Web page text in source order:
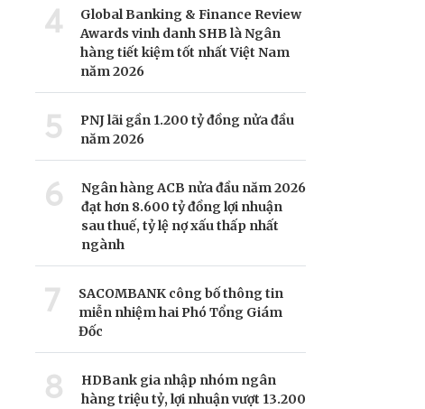
4
Global Banking & Finance Review
Awards vinh danh SHB là Ngân
hàng tiết kiệm tốt nhất Việt Nam
năm 2026
5
PNJ lãi gần 1.200 tỷ đồng nửa đầu
năm 2026
6
Ngân hàng ACB nửa đầu năm 2026
đạt hơn 8.600 tỷ đồng lợi nhuận
sau thuế, tỷ lệ nợ xấu thấp nhất
ngành
7
SACOMBANK công bố thông tin
miễn nhiệm hai Phó Tổng Giám
Đốc
8
HDBank gia nhập nhóm ngân
hàng triệu tỷ, lợi nhuận vượt 13.200